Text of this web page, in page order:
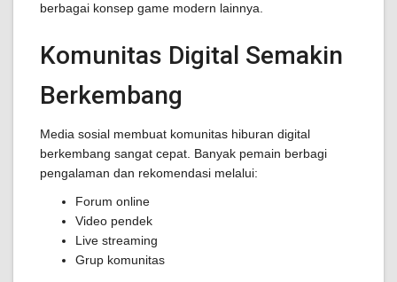
berbagai konsep game modern lainnya.
Komunitas Digital Semakin
Berkembang
Media sosial membuat komunitas hiburan digital
berkembang sangat cepat. Banyak pemain berbagi
pengalaman dan rekomendasi melalui:
Forum online
Video pendek
Live streaming
Grup komunitas